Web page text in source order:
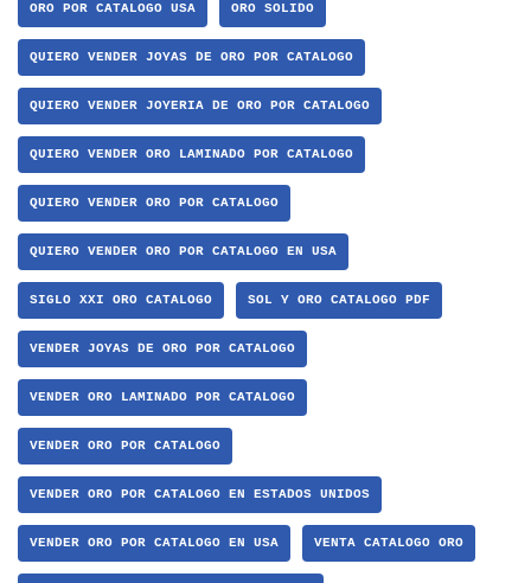
ORO POR CATALOGO USA ORO SOLIDO
QUIERO VENDER JOYAS DE ORO POR CATALOGO
QUIERO VENDER JOYERIA DE ORO POR CATALOGO
QUIERO VENDER ORO LAMINADO POR CATALOGO
QUIERO VENDER ORO POR CATALOGO
QUIERO VENDER ORO POR CATALOGO EN USA
SIGLO XXI ORO CATALOGO SOL Y ORO CATALOGO PDF
VENDER JOYAS DE ORO POR CATALOGO
VENDER ORO LAMINADO POR CATALOGO
VENDER ORO POR CATALOGO
VENDER ORO POR CATALOGO EN ESTADOS UNIDOS
VENDER ORO POR CATALOGO EN USA VENTA CATALOGO ORO